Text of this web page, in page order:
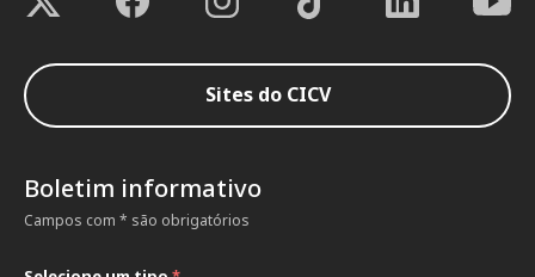
Sites do CICV
Boletim informativo
Campos com * são obrigatórios